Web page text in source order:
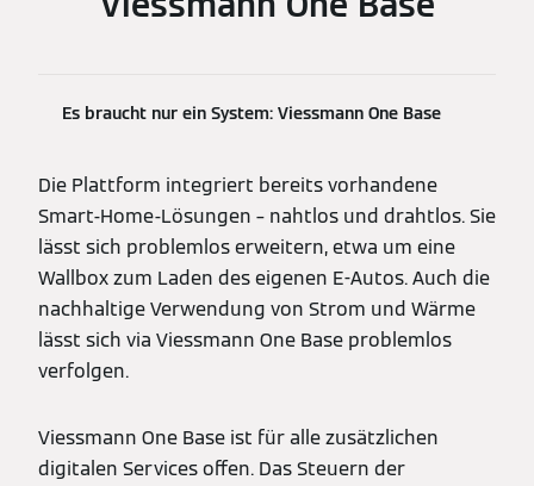
Es braucht nur ein System: Viessmann One Base
Die Plattform integriert bereits vorhandene
Smart-Home-Lösungen – nahtlos und drahtlos. Sie
lässt sich problemlos erweitern, etwa um eine
Wallbox zum Laden des eigenen E-Autos. Auch die
nachhaltige Verwendung von Strom und Wärme
lässt sich via Viessmann One Base problemlos
verfolgen.
Viessmann One Base ist für alle zusätzlichen
digitalen Services offen. Das Steuern der